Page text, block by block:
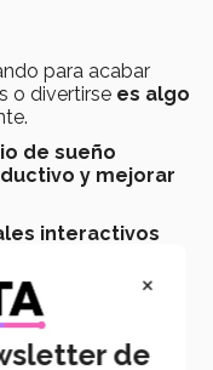
para acabar
o divertirse es algo
de sueño
y mejorar
interactivos
tener una mejor
×
de